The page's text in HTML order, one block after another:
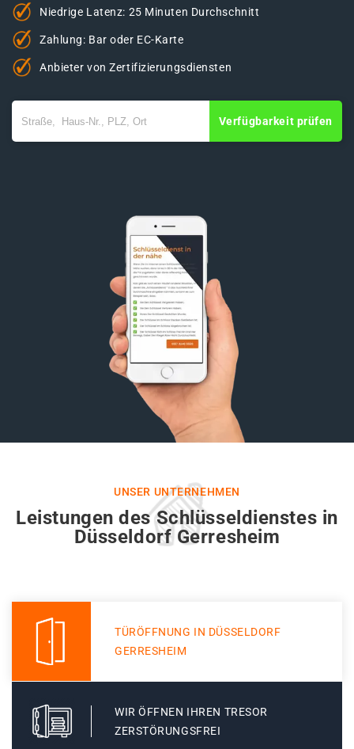
Niedrige Latenz: 25 Minuten Durchschnitt
Zahlung: Bar oder EC-Karte
Anbieter von Zertifizierungsdiensten
Verfügbarkeit prüfen
UNSER UNTERNEHMEN
Leistungen des Schlüsseldienstes in
Düsseldorf Gerresheim
TÜRÖFFNUNG IN DÜSSELDORF
GERRESHEIM
WIR ÖFFNEN IHREN TRESOR
ZERSTÖRUNGSFREI